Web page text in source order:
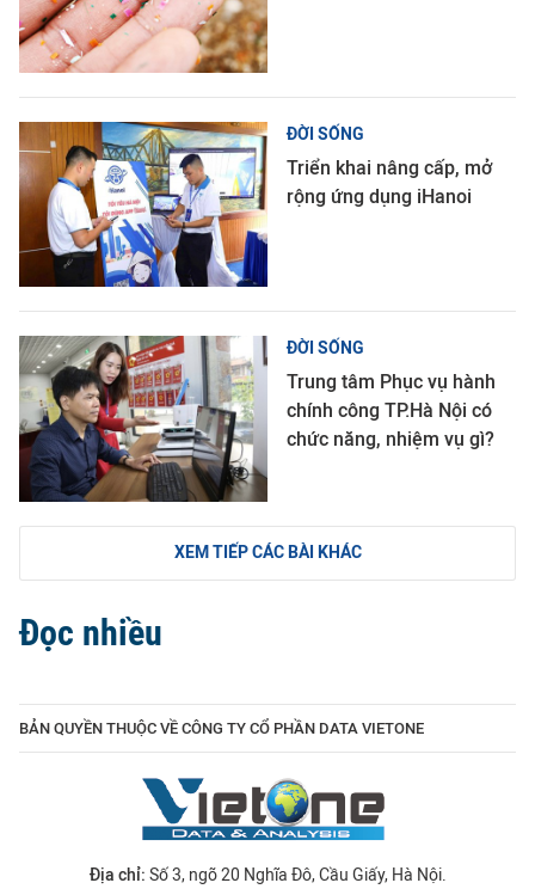
ĐỜI SỐNG
Triển khai nâng cấp, mở
rộng ứng dụng iHanoi
ĐỜI SỐNG
Trung tâm Phục vụ hành
chính công TP.Hà Nội có
chức năng, nhiệm vụ gì?
XEM TIẾP CÁC BÀI KHÁC
Đọc nhiều
BẢN QUYỀN THUỘC VỀ CÔNG TY CỔ PHẦN DATA VIETONE
Địa chỉ: Số 3, ngõ 20 Nghĩa Đô, Cầu Giấy, Hà Nội.